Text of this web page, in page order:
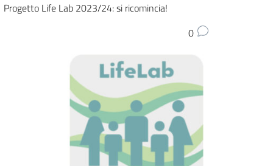
Progetto Life Lab 2023/24: si ricomincia!
0